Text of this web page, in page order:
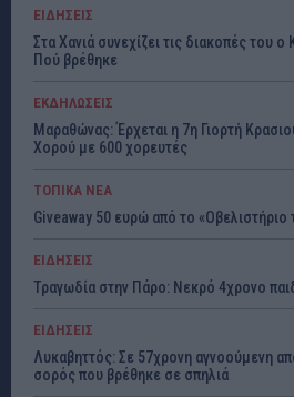
ΕΙΔΗΣΕΙΣ
Στα Χανιά συνεχίζει τις διακοπές του
Πού βρέθηκε
ΕΚΔΗΛΩΣΕΙΣ
Μαραθώνας: Έρχεται η 7η Γιορτή
Χορού με 600 χορευτές
ΤΟΠΙΚΑ ΝΕΑ
Giveaway 50 ευρώ από το
ΕΙΔΗΣΕΙΣ
Τραγωδία στην Πάρο: Νεκρό 4χρονο
ΕΙΔΗΣΕΙΣ
Λυκαβηττός: Σε 57χρονη αγνοούμενη
σορός που βρέθηκε σε σπηλιά